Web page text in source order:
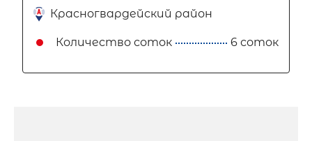
Красногвардейский район
Количество соток 6 соток